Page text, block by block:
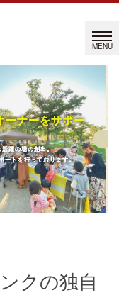
ポート
おります。単日から長期ま
用途に応じてご相談くださ
ポート
おります。単日から長期ま
用途に応じてご相談くださ
ポート
おります。単日から長期ま
用途に応じてご相談くださ
ポート
おります。単日から長期ま
用途に応じてご相談くださ
ポート
おります。単日から長期ま
用途に応じてご相談くださ
ポート
おります。単日から長期ま
用途に応じてご相談くださ
クの独自